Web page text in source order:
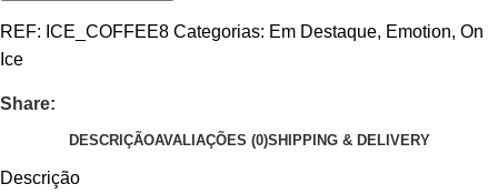
REF: ICE_COFFEE8 Categorias: Em Destaque, Emotion, On
Ice
Share:
DESCRIÇÃOAVALIAÇÕES (0)SHIPPING & DELIVERY
Descrição